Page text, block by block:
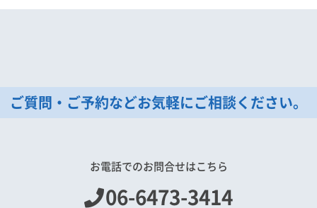
ご質問・ご予約などお気軽にご相談ください。
お電話でのお問合せはこちら
06-6473-3414